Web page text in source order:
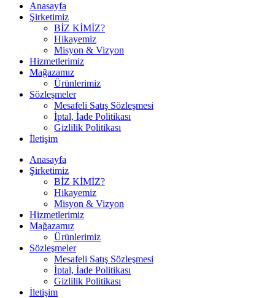
Anasayfa
Şirketimiz
BİZ KİMİZ?
Hikayemiz
Misyon & Vizyon
Hizmetlerimiz
Mağazamız
Ürünlerimiz
Sözleşmeler
Mesafeli Satış Sözleşmesi
İptal, İade Politikası
Gizlilik Politikası
İletişim
Anasayfa
Şirketimiz
BİZ KİMİZ?
Hikayemiz
Misyon & Vizyon
Hizmetlerimiz
Mağazamız
Ürünlerimiz
Sözleşmeler
Mesafeli Satış Sözleşmesi
İptal, İade Politikası
Gizlilik Politikası
İletişim